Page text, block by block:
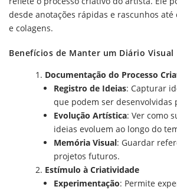
desde anotações rápidas e rascunhos
e colagens.
Benefícios de Manter um Diário Visual
Documentação do Processo
Registro de Ideias: Capturar
que podem ser desenvolvidas
Evolução Artística: Ver como
ideias evoluem ao longo do
Memória Visual: Guardar
projetos futuros.
Estímulo à Criatividade
Experimentação: Permite